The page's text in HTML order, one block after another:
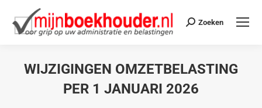
Zoeken
WIJZIGINGEN OMZETBELASTING
PER 1 JANUARI 2026